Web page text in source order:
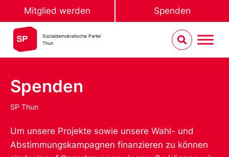
Mitglied werden Spenden
Sozialdemokratische Partei
Thun
Spenden
SP Thun
Um unsere Projekte sowie unsere Wahl- und
Abstimmungskampagnen finanzieren zu können